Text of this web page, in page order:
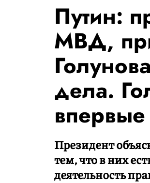
Путин:
МВД,
дела.
Президент
тем, что в них
деятельность